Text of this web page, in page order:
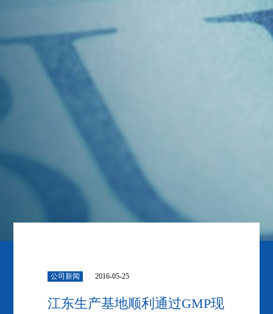
公司新闻 2016-05-25
江东生产基地顺利通过GMP现